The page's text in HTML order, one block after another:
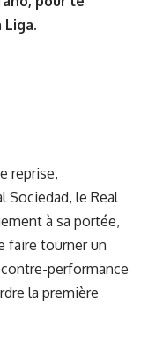
Liga.
reprise,
Sociedad, le Real
à sa portée,
faire tourner un
performance
la première